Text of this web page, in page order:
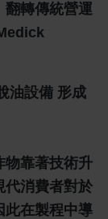
翻轉傳統營運
油設備 形成
物靠著技術升
代消費者對於
此在製程中導